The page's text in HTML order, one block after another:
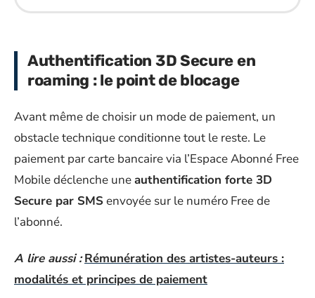
Authentification 3D Secure en
roaming : le point de blocage
Avant même de choisir un mode de paiement, un
obstacle technique conditionne tout le reste. Le
paiement par carte bancaire via l’Espace Abonné Free
Mobile déclenche uneauthentification forte 3D
Secure par SMSenvoyée sur le numéro Free de
l’abonné.
A lire aussi : Rémunération des artistes-auteurs :
modalités et principes de paiement